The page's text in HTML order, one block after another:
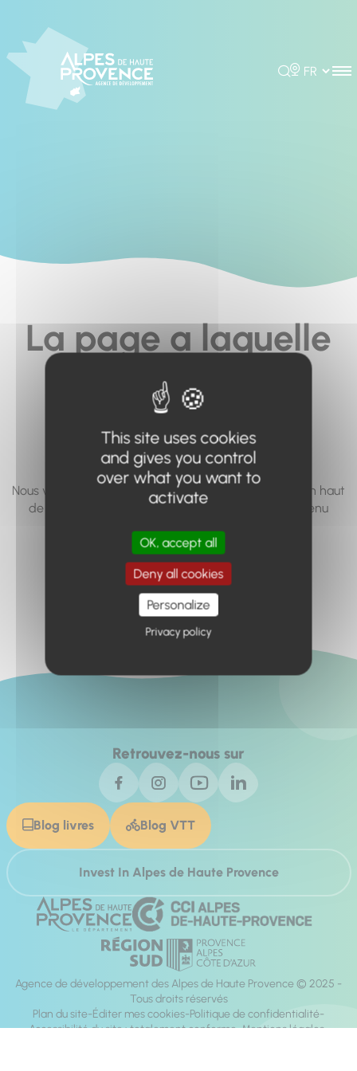
Rechercher
Choisir la
La page a laquelle
vous cherchez à
accéder n'existe
pas... ou plus.
Nous vous invitons à utiliser le moteur de recherche en haut
de page, ou à utiliser le menu pour trouver le contenu
Retour à l'accueil
Retrouvez-nous sur
Blog livres Blog VTT
Invest In Alpes de Haute Provence
Agence de développement des Alpes de Haute Provence © 2025 -
Tous droits réservés
Plan du site Éditer mes cookies Politique de confidentialité
Accessibilité du site : totalement conforme Mentions légales
This site uses cookies
and gives you control
over what you want to
activate
OK, accept all
Deny all cookies
Personalize
Privacy policy